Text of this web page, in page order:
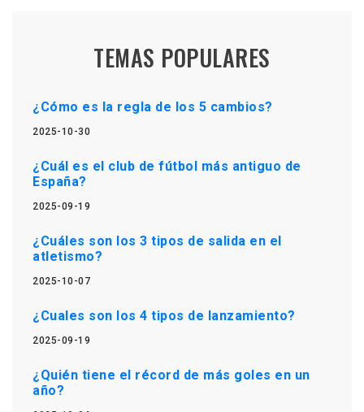
TEMAS POPULARES
¿Cómo es la regla de los 5 cambios?
2025-10-30
¿Cuál es el club de fútbol más antiguo de
España?
2025-09-19
¿Cuáles son los 3 tipos de salida en el
atletismo?
2025-10-07
¿Cuales son los 4 tipos de lanzamiento?
2025-09-19
¿Quién tiene el récord de más goles en un
año?